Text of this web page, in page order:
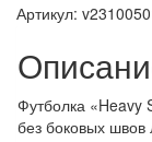
Артикул:
Футболка «Heavy
без боковых